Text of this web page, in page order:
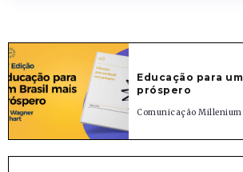
Educação para
próspero
Comunicação Millenium